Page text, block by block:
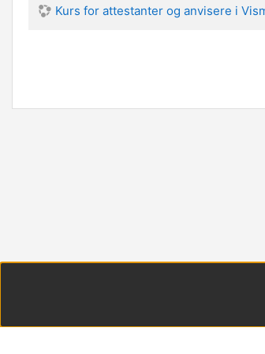
Kurs for attestanter og anvisere i